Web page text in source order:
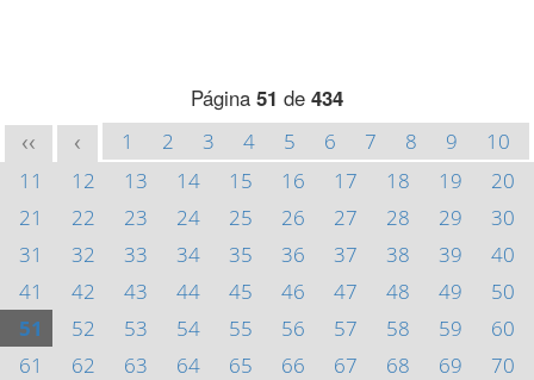
Página 51 de 434
<< < 1 2 3 4 5 6 7 8 9
10
11
12 13 14 15 16 17 18 19
20
21
22 23 24 25 26 27 28 29
30
31
32 33 34 35 36 37 38 39
40
41
42 43 44 45 46 47 48 49
50
51
52 53 54 55 56 57 58 59
60
61
62 63 64 65 66 67 68 69
70